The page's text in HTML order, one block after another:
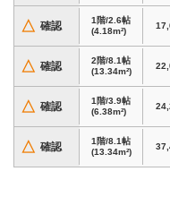
好
・アリオ橋本から車で約3分
相模原市内はもちろん、町田
らも利用しやすいトランクル
・屋外型トランクルームのた
能。荷物の搬入・搬出もスム
・24時間365日いつでも利用
・空室状況によっては最短当
△ 確認
1階/2.6帖
(4.18m²)
△ 確認
2階/8.1帖
(13.34m²)
△ 確認
1階/3.9帖
(6.38m²)
△ 確認
1階/8.1帖
(13.34m²)